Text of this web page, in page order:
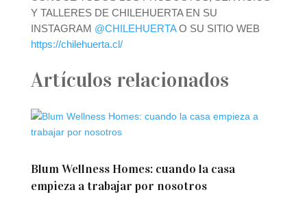
Y TALLERES DE CHILEHUERTA EN SU
INSTAGRAM @CHILEHUERTAO SU SITIO WEB
https://chilehuerta.cl/
Artículos relacionados
Blum Wellness Homes: cuando la casa
empieza a trabajar por nosotros